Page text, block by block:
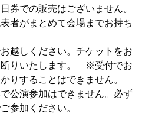
券での販売はございません。
者がまとめて会場までお持ち
越しください。チケットをお
断りいたします。 ※受付でお
りすることはできません。
公演参加はできません。必ず
参加ください。